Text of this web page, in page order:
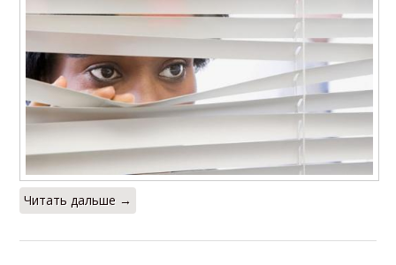
Читать дальше →